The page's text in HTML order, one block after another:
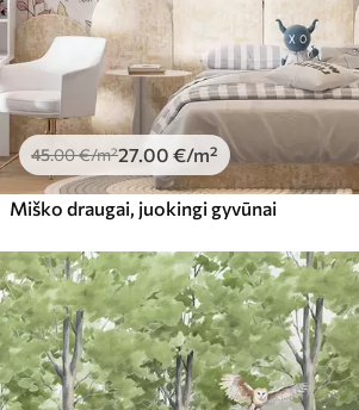
45.00€/m²27.00 €/m²
Miško draugai, juokingi gyvūnai